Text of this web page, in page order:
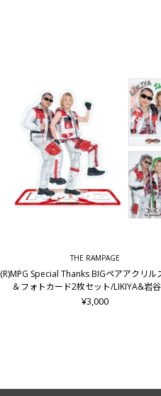
THE RAMPAGE
(R)MPG Special Thanks BIGペアアクリル
＆フォトカード2枚セット/LIKIYA&岩
¥3,000